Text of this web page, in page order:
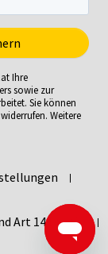
Ihre
sowie zur
Sie können
Weitere
14 DSGVO